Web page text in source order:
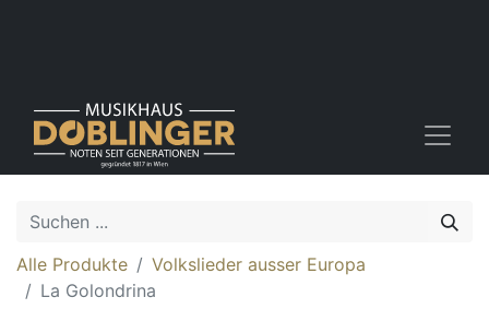
Alle Produkte
Volkslieder ausser Europa
La Golondrina